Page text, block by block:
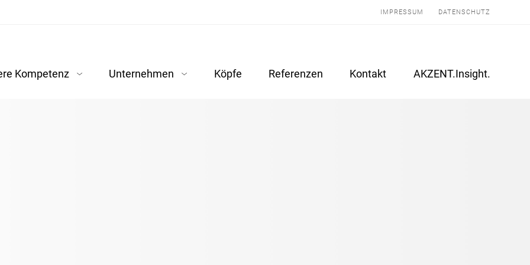
IMPRESSUM DATENSCHUTZ
Kompetenz Unternehmen Köpfe Referenzen Kontakt AKZENT.Insight.